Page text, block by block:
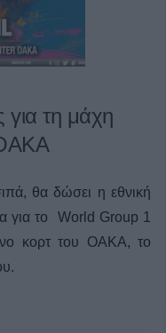
για τη μάχη
θα δώσει η εθνική
για το World Group 1
κορτ του ΟΑΚΑ, το